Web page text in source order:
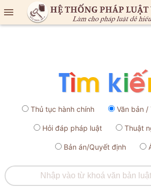

Thủ tục hành chính Văn bản /
Hỏi đáp pháp luật Thuật
Bản án/Quyết định